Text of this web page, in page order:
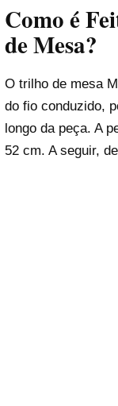
Como é
de Mesa?
O trilho de mesa
do fio conduzido,
longo da peça. A
52 cm. A seguir,